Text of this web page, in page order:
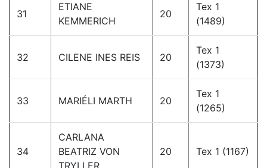
31
ETIANE
KEMMERICH
20
Tex 1
(1489)
32 CILENE INES REIS 20
Tex 1
(1373)
33 MARIÉLI MARTH 20
Tex 1
(1265)
34
CARLANA
BEATRIZ VON
TRYLLER
20 Tex 1 (1167)